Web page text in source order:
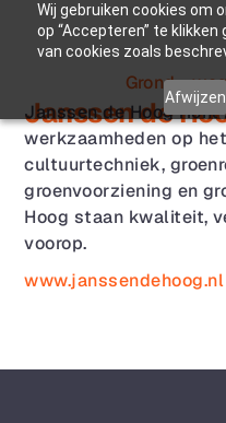
Wij gebruiken cookies om
op “Accepteren” te
van cookies zoals
Afwijzen
Grond-,
Janssen de
Janssen de Hoog
werkzaamheden op
cultuurtechniek,
groenvoorziening en
Hoog staan kwaliteit,
voorop.
www.janssendehoog.nl